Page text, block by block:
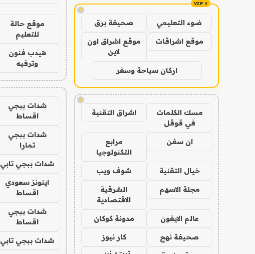
!
ضوء التعليمي صحيفة برق
موقع اشراقات
موقع اشراق اون
لاين
اركان سياحة وسفر
!
مسك الكلمات
في قوقل
اشراق التقنية
ان سفن
مرابع
التكنولوجيا
خيال التقنية شوف ويب
مجلة الاسهم
الشرقية
الاقتصادية
عالم الايفون مدونة كوكان
صحيفة نهج كار نيوز
موقع حالة
للتعليم
هيدب فنون
وترفيه
شدات ببجي
اقساط
شدات ببجي
تمارا
شدات ببجي تابي
ايتونز سعودي
اقساط
شدات ببجي
اقساط
شدات ببجي تابي